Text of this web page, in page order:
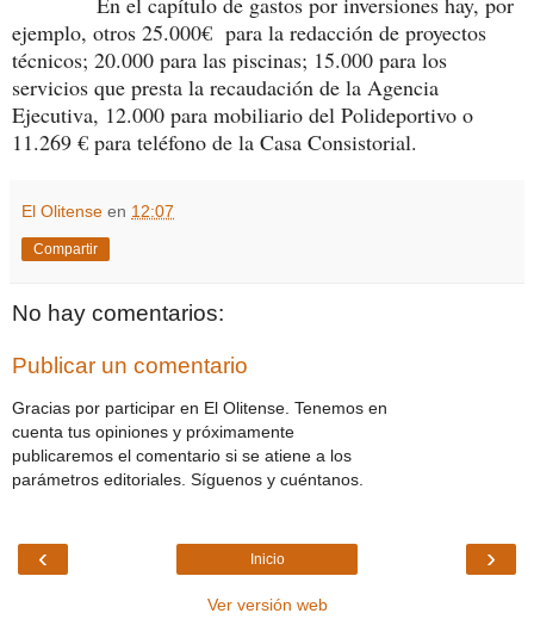
ejemplo, otros 25.000€ para la redacción de proyectos
técnicos; 20.000 para las piscinas; 15.000 para los
servicios que presta la recaudación de la Agencia
Ejecutiva, 12.000 para mobiliario del Polideportivo o
11.269 € para teléfono de la Casa Consistorial.
El Olitense en 12:07
Compartir
No hay comentarios:
Publicar un comentario
Gracias por participar en El Olitense. Tenemos en
cuenta tus opiniones y próximamente
publicaremos el comentario si se atiene a los
parámetros editoriales. Síguenos y cuéntanos.
‹ ›
Inicio
Ver versión web